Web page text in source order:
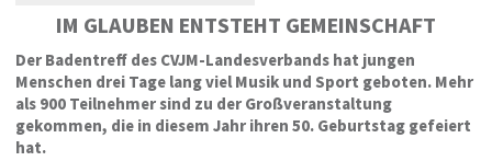
IM GLAUBEN ENTSTEHT GEMEINSCHAFT
Der Badentreff des CVJM-Landesverbands hat jungen
Menschen drei Tage lang viel Musik und Sport geboten. Mehr
als 900 Teilnehmer sind zu der Großveranstaltung
gekommen, die in diesem Jahr ihren 50. Geburtstag gefeiert
hat.